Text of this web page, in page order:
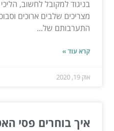
בניגוד למקובל לחשוב,
מצריכים שלבים ארוכים
התערבותם של...
קרא עוד »
אוק 19, 2020
איך בוחרים פסי